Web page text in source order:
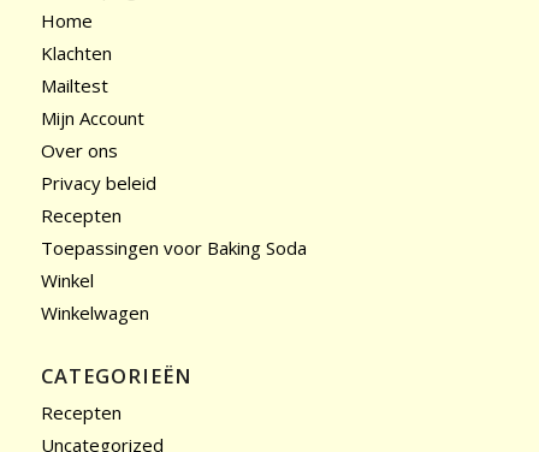
Home
Klachten
Mailtest
Mijn Account
Over ons
Privacy beleid
Recepten
Toepassingen voor Baking Soda
Winkel
Winkelwagen
CATEGORIEËN
Recepten
Uncategorized